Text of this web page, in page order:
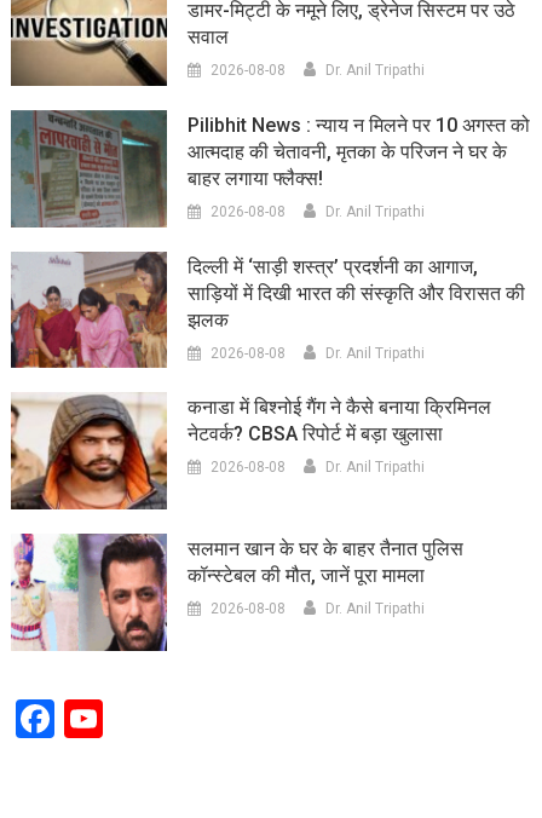
डामर-मिट्टी के नमूने लिए, ड्रेनेज सिस्टम पर उठे
सवाल
2026-08-08 Dr. Anil Tripathi
Pilibhit News : न्याय न मिलने पर 10 अगस्त को
आत्मदाह की चेतावनी, मृतका के परिजन ने घर के
बाहर लगाया फ्लैक्स!
2026-08-08 Dr. Anil Tripathi
दिल्ली में ‘साड़ी शस्त्र’ प्रदर्शनी का आगाज,
साड़ियों में दिखी भारत की संस्कृति और विरासत की
झलक
2026-08-08 Dr. Anil Tripathi
कनाडा में बिश्नोई गैंग ने कैसे बनाया क्रिमिनल
नेटवर्क? CBSA रिपोर्ट में बड़ा खुलासा
2026-08-08 Dr. Anil Tripathi
सलमान खान के घर के बाहर तैनात पुलिस
कॉन्स्टेबल की मौत, जानें पूरा मामला
2026-08-08 Dr. Anil Tripathi
Facebook
YouTube